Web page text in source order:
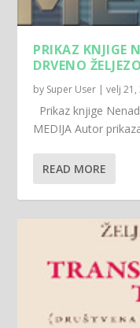
PRIKAZ KNJIGE
DRVENO
by Super User |velj 21,
Prikaz knjige
MEDIJA Autor
READ MORE